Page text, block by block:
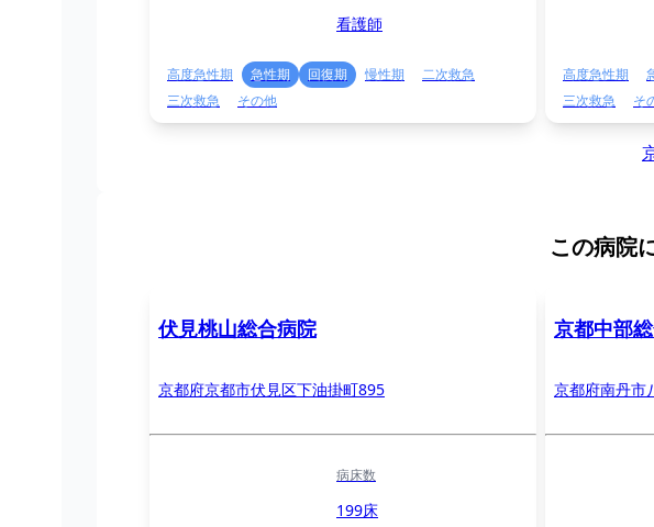
看護師
高度急性期 急性期 回復期 慢性期
二次救急
三次救急
その他
高度急性期
三次救急
そ
この病院
伏見桃山総合病院
京都府京都市伏見区下油掛町895
病床数
199床
京都中部
京都府南丹市